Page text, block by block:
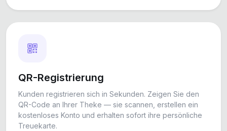
QR-Registrierung
Kunden registrieren sich in Sekunden. Zeigen Sie den
QR-Code an Ihrer Theke — sie scannen, erstellen ein
kostenloses Konto und erhalten sofort ihre persönliche
Treuekarte.